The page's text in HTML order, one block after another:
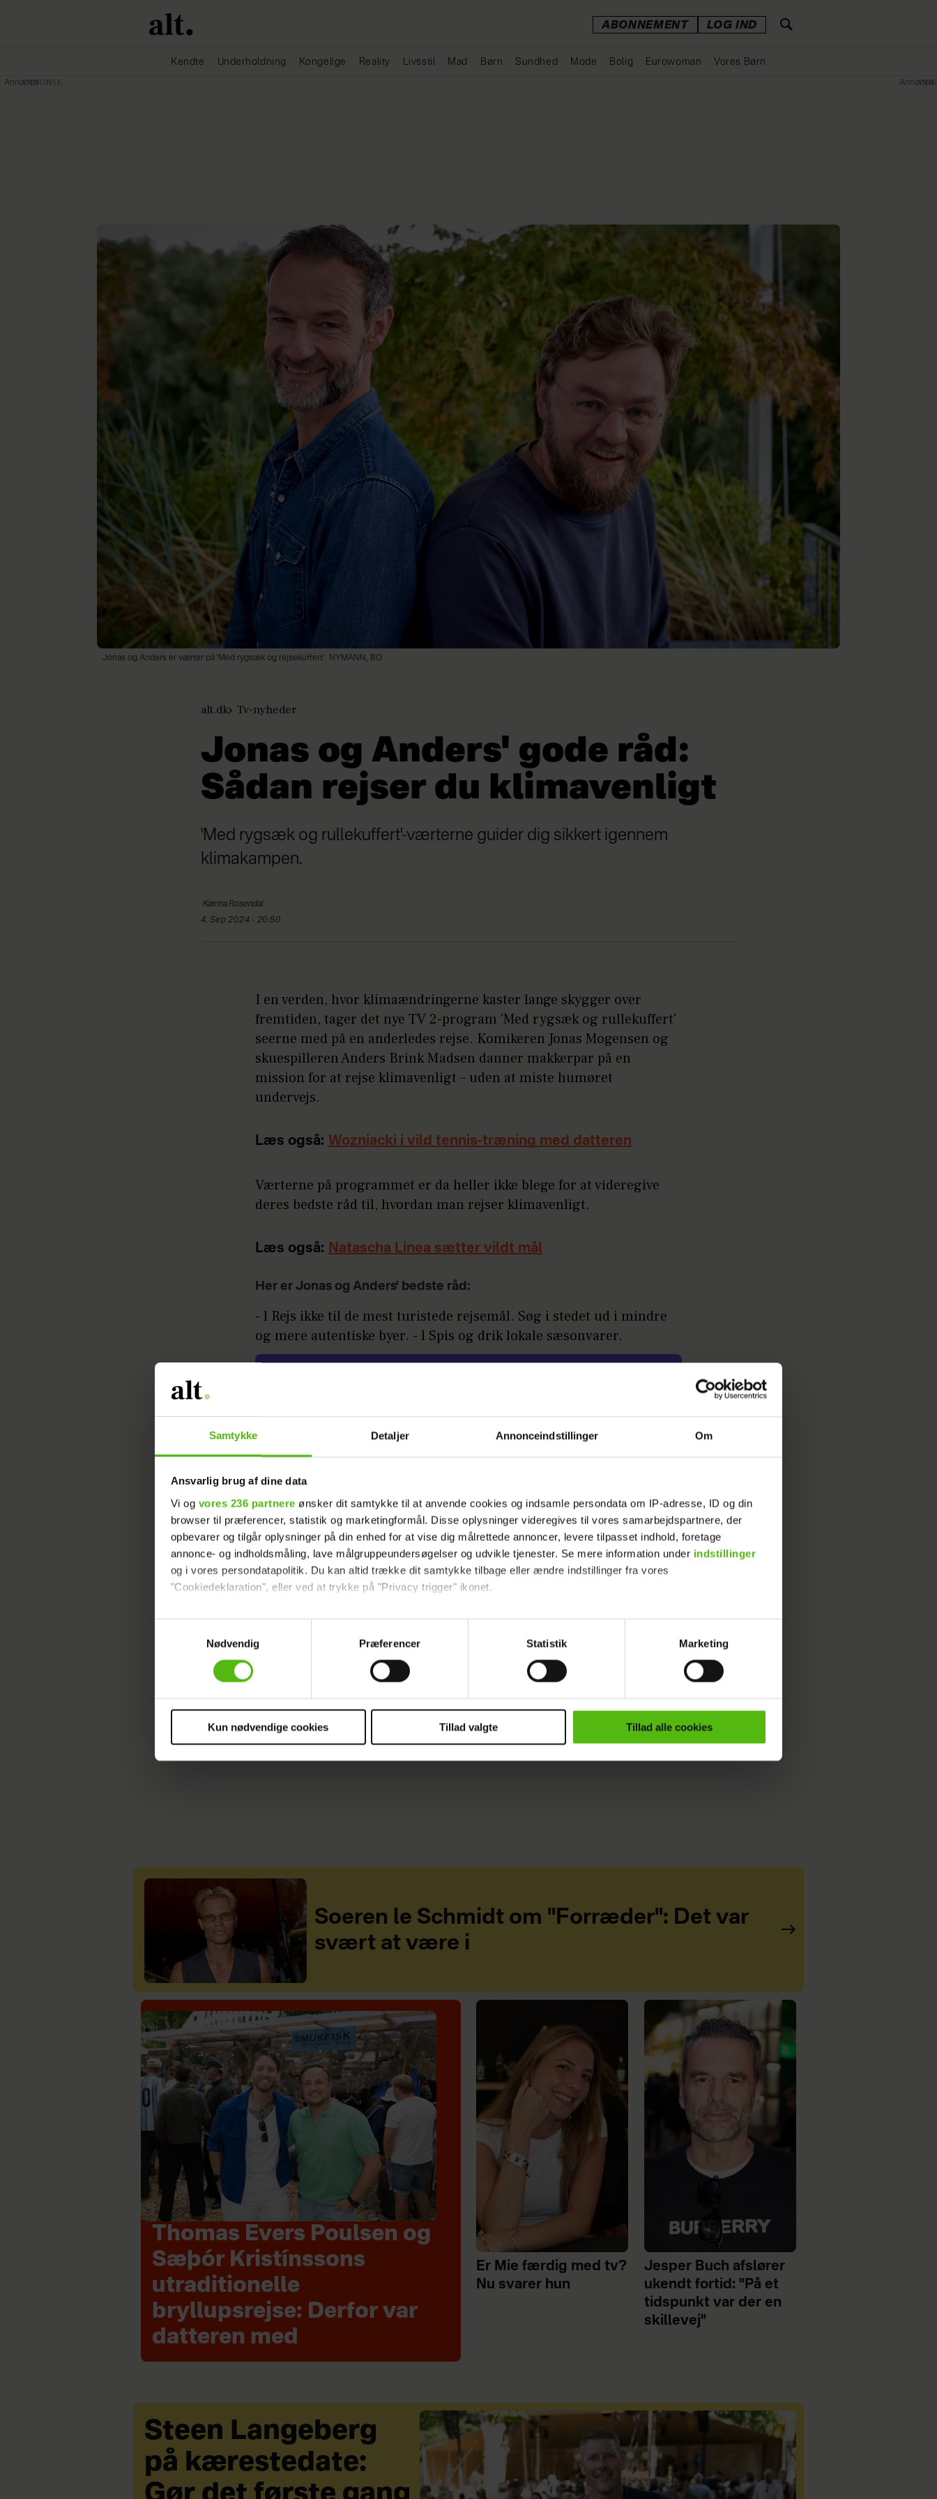
Samtykke Detaljer Annonceindstillinger Om
Ansvarlig brug af dine data
Vi og vores 236 partnere ønsker dit samtykke til at anvende cookies og indsamle persondata om IP-adresse, ID og din
browser til præferencer, statistik og marketingformål. Disse oplysninger videregives til vores samarbejdspartnere, der
opbevarer og tilgår oplysninger på din enhed for at vise dig målrettede annoncer, levere tilpasset indhold, foretage
annonce- og indholdsmåling, lave målgruppeundersøgelser og udvikle tjenester. Se mere information under indstillinger
og i vores persondatapolitik. Du kan altid trække dit samtykke tilbage eller ændre indstillinger fra vores
"Cookiedeklaration", eller ved at trykke på "Privacy trigger" ikonet.
Dine valg anvendes på hele websitet.
Vi ønsker dit samtykke til at indsamle og bruge data for at kunne levere og finansiere relevant journalistisk indhold til dig.
Vi anvender egne cookies og cookies fra tredjeparter til at at optimere dit besøg på vores hjemmeside. Vi indsamler data
sociale medier.
Nødvendig
Præferencer Statistik Marketing
Kun nødvendige cookies Tillad valgte Tillad alle cookies
ABONNEMENT LOG IND
Kendte Underholdning Kongelige Reality Livsstil Mad Børn Sundhed Mode Bolig Eurowoman Vores Børn
Jonas og Anders er værter på 'Med rygsæk og rejsekuffert' NYMANN, BO
alt.dk Tv-nyheder
Jonas og Anders' gode råd:
Sådan rejser du klimavenligt
'Med rygsæk og rullekuffert'-værterne guider dig sikkert igennem
klimakampen.
KatrinaRosendal
4. Sep 2024 - 20:50
I en verden, hvor klimaændringerne kaster lange skygger over
fremtiden, tager det nye TV 2-program 'Med rygsæk og rullekuffert'
seerne med på en anderledes rejse. Komikeren Jonas Mogensen og
skuespilleren Anders Brink Madsen danner makkerpar på en
mission for at rejse klimavenligt – uden at miste humøret
undervejs.
Læs også: Wozniacki i vild tennis-træning med datteren
Værterne på programmet er da heller ikke blege for at videregive
deres bedste råd til, hvordan man rejser klimavenligt.
Læs også: Natascha Linea sætter vildt mål
Her er Jonas og Anders' bedste råd:
- l Rejs ikke til de mest turistede rejsemål. Søg i stedet ud i mindre
og mere autentiske byer. - l Spis og drik lokale sæsonvarer.
- Find overnatninger i private boliger eller søg efter hoteller med en
klimavenlig profil.
Læs også: Så meget har Jackie brugt på skønhedsoperationer
TV-NYHEDER HEROGNU
Soeren le Schmidt om "Forræder": Det var
svært at være i
Thomas Evers Poulsen og
Sæþór Kristínssons
utraditionelle
bryllupsrejse: Derfor var
datteren med
Er Mie færdig med tv?
Nu svarer hun
Jesper Buch afslører
ukendt fortid: "På et
tidspunkt var der en
skillevej"
Steen Langeberg
på kærestedate:
Annonce Annonce